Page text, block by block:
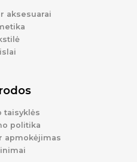
aksesuarai
taisyklės
politika
apmokėjimas